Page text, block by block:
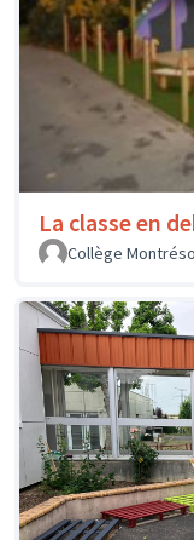
La classe en
Collège